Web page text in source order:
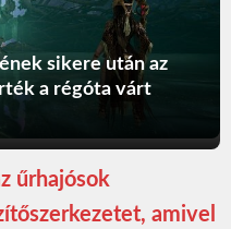
sikere után az
a régóta várt
űrhajósok
amivel